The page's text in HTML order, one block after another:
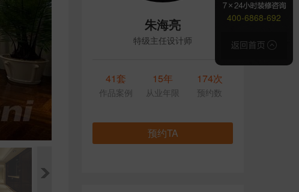
朱海亮
特级主任设计师
174次
预约数
15年
从业年限
41套
作品案例
预约TA
400-6868-692